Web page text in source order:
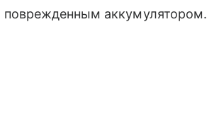
поврежденным аккумулятором.